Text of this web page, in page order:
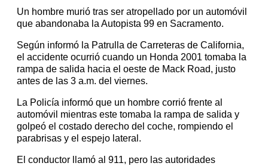
Un hombre murió tras ser atropellado por un automóvil
que abandonaba la Autopista 99 en Sacramento.
Según informó la Patrulla de Carreteras de California,
el accidente ocurrió cuando un Honda 2001 tomaba la
rampa de salida hacia el oeste de Mack Road, justo
antes de las 3 a.m. del viernes.
La Policía informó que un hombre corrió frente al
automóvil mientras este tomaba la rampa de salida y
golpeó el costado derecho del coche, rompiendo el
parabrisas y el espejo lateral.
El conductor llamó al 911, pero las autoridades